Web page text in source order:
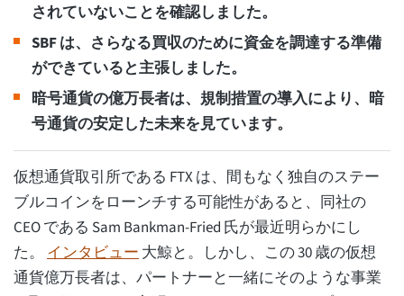
されていないことを確認しました。
SBF は、さらなる買収のために資金を調達する準備
ができていると主張しました。
暗号通貨の億万長者は、規制措置の導入により、暗
号通貨の安定した未来を見ています。
仮想通貨取引所である FTX は、間もなく独自のステー
ブルコインをローンチする可能性があると、同社の
CEO である Sam Bankman-Fried 氏が最近明らかにし
た。 インタビュー 大鯨と。しかし、この 30 歳の仮想
通貨億万長者は、パートナーと一緒にそのような事業